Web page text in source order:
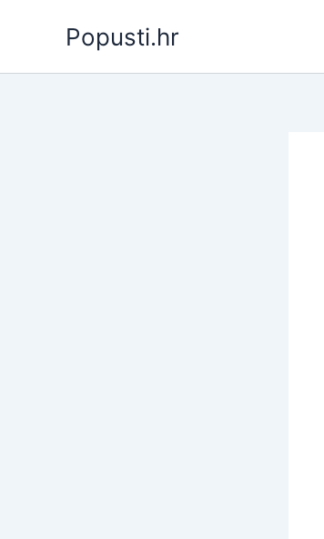
Popusti.hr